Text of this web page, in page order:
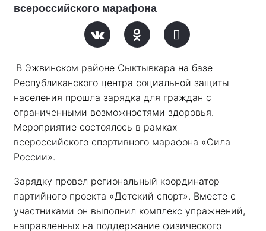
всероссийского марафона
В Эжвинском районе Сыктывкара на базе
Республиканского центра социальной защиты
населения прошла зарядка для граждан с
ограниченными возможностями здоровья.
Мероприятие состоялось в рамках
всероссийского спортивного марафона «Сила
России».
Зарядку провел региональный координатор
партийного проекта «Детский спорт». Вместе с
участниками он выполнил комплекс упражнений,
направленных на поддержание физического